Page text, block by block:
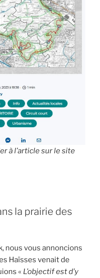
à l’article sur le site
la prairie des
nous vous annoncions
Haïsses venait de
« L’objectif est d’y